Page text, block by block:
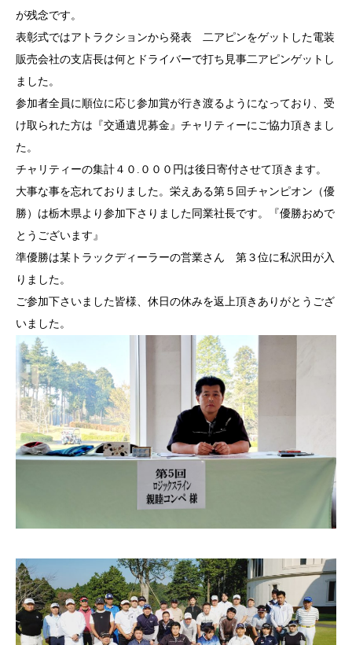
が残念です。
表彰式ではアトラクションから発表 二アピンをゲットした電装
販売会社の支店長は何とドライバーで打ち見事二アピンゲットし
ました。
参加者全員に順位に応じ参加賞が行き渡るようになっており、受
け取られた方は『交通遺児募金』チャリティーにご協力頂きまし
た。
チャリティーの集計４０.０００円は後日寄付させて頂きます。
大事な事を忘れておりました。栄えある第５回チャンピオン（優
勝）は栃木県より参加下さりました同業社長です。『優勝おめで
とうございます』
準優勝は某トラックディーラーの営業さん 第３位に私沢田が入
りました。
ご参加下さいました皆様、休日の休みを返上頂きありがとうござ
いました。